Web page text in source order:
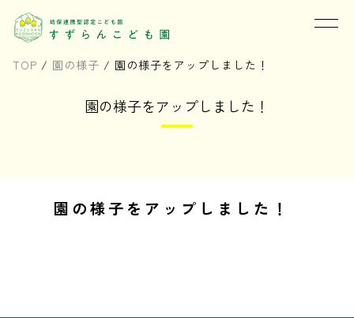
TOP / 園の様子 / 園の様子をアップしました！
園の様子をアップしました！
園の様子をアップしました！